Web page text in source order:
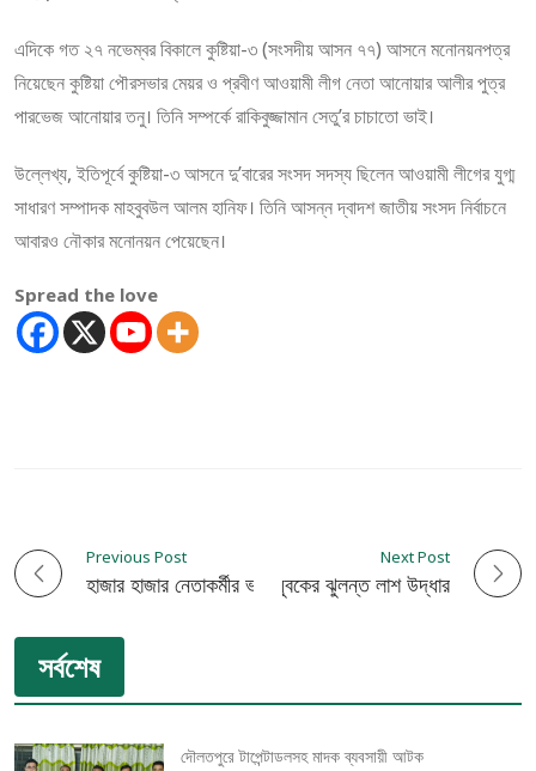
এদিকে গত ২৭ নভেম্বর বিকালে কুষ্টিয়া-৩ (সংসদীয় আসন ৭৭) আসনে মনোনয়নপত্র
নিয়েছেন কুষ্টিয়া পৌরসভার মেয়র ও প্রবীণ আওয়ামী লীগ নেতা আনোয়ার আলীর পুত্র
পারভেজ আনোয়ার তনু। তিনি সম্পর্কে রাকিবুজ্জামান সেতু’র চাচাতো ভাই।
উল্লেখ্য, ইতিপূর্বে কুষ্টিয়া-৩ আসনে দু’বারের সংসদ সদস্য ছিলেন আওয়ামী লীগের যুগ্ম
সাধারণ সম্পাদক মাহবুবউল আলম হানিফ। তিনি আসন্ন দ্বাদশ জাতীয় সংসদ নির্বাচনে
আবারও নৌকার মনোনয়ন পেয়েছেন।
Spread the love
P
o
s
t
Previous Post
হাজার হাজার নেতাকর্মীর ভালোবাসায় সিক্ত আব্দুর রউফ
Next Post
কুষ্টিয়ায় মাঠ থেকে যুবকের ঝুলন্ত লাশ উদ্ধার
সর্বশেষ
দৌলতপুরে টাপেন্টাডলসহ মাদক ব্যবসায়ী আটক